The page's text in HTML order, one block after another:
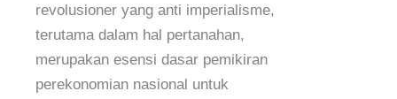
revolusioner yang anti imperialisme,
terutama dalam hal pertanahan,
merupakan esensi dasar pemikiran
perekonomian nasional untuk